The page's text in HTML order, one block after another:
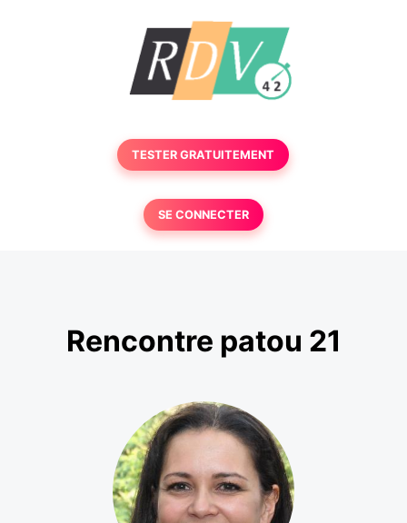
TESTER GRATUITEMENT
SE CONNECTER
Rencontre patou 21